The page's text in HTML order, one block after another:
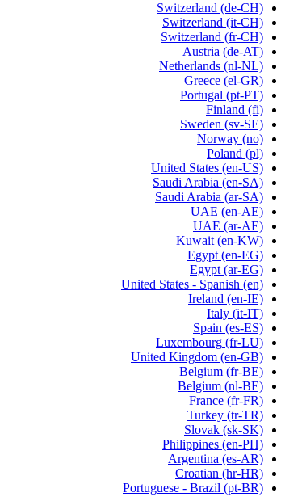
Switzerland (de-CH)
Switzerland (it-CH)
Switzerland (fr-CH)
Austria (de-AT)
Netherlands (nl-NL)
Greece (el-GR)
Portugal (pt-PT)
Finland (fi)
Sweden (sv-SE)
Norway (no)
Poland (pl)
United States (en-US)
Saudi Arabia (en-SA)
Saudi Arabia (ar-SA)
UAE (en-AE)
UAE (ar-AE)
Kuwait (en-KW)
Egypt (en-EG)
Egypt (ar-EG)
United States - Spanish (en)
Ireland (en-IE)
Italy (it-IT)
Spain (es-ES)
Luxembourg (fr-LU)
United Kingdom (en-GB)
Belgium (fr-BE)
Belgium (nl-BE)
France (fr-FR)
Turkey (tr-TR)
Slovak (sk-SK)
Philippines (en-PH)
Argentina (es-AR)
Croatian (hr-HR)
Portuguese - Brazil (pt-BR)